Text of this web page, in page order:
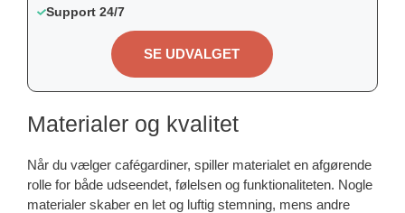
Support 24/7
SE UDVALGET
Materialer og kvalitet
Når du vælger cafégardiner, spiller materialet en afgørende
rolle for både udseendet, følelsen og funktionaliteten. Nogle
materialer skaber en let og luftig stemning, mens andre